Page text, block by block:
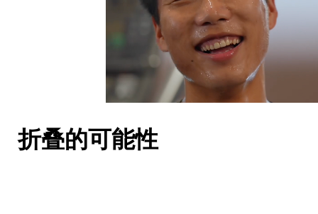
折叠的可能性